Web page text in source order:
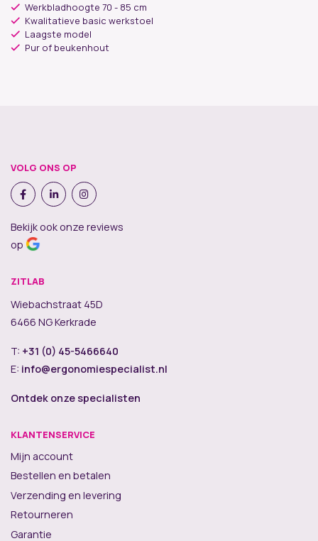
Werkbladhoogte 70 - 85 cm
Kwalitatieve basic werkstoel
Laagste model
Pur of beukenhout
VOLG ONS OP
Bekijk ook onze reviews
op
ZITLAB
Wiebachstraat 45D
6466 NG Kerkrade
T: +31 (0) 45-5466640
E: info@ergonomiespecialist.nl
Ontdek onze specialisten
KLANTENSERVICE
Mijn account
Bestellen en betalen
Verzending en levering
Retourneren
Garantie